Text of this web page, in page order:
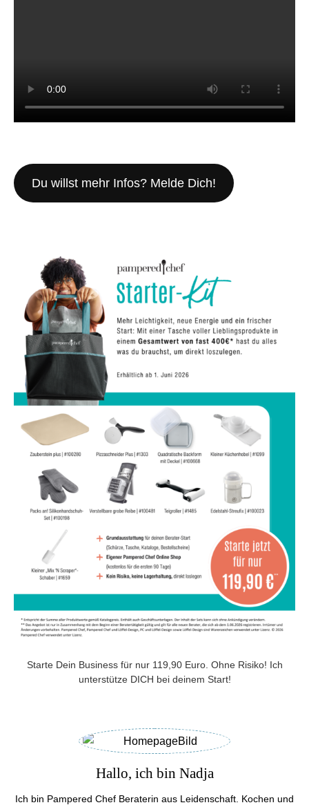
Du willst mehr Infos? Melde Dich!
Starte Dein Business für nur 119,90 Euro. Ohne Risiko! Ich
unterstütze DICH bei deinem Start!
Hallo, ich bin Nadja
Ich bin Pampered Chef Beraterin aus Leidenschaft. Kochen und